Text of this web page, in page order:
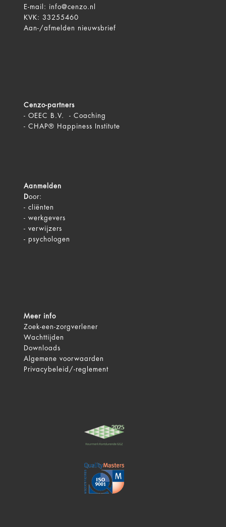
Esther Meinders
Neede
Carina Sampers
Aarle-Rixtel
Route
Arly Pouwelse
Tot 1-1-2026 alleen online, vanaf 1-
1-2026 ook in praktijkruimte.
Jeanine Eshuis
Woensdrecht
Mental coach
LAGE MIERDE, 5094 CE
E-mail:
info@cenzo.nl
KVK: 33255460
Aan-/afmelden
nieuwsbrief
Cenzo-partners
- OEEC B.V. - Coaching
- CHAP® Happiness Institute
Aanmelden
Door:
- cliënten
- werkgevers
- verwijzers
- psychologen
Meer info
Zoek-een-zorgverlener
Wachttijden
Downloads
Algemene voorwaarden
Privacybeleid/-reglement